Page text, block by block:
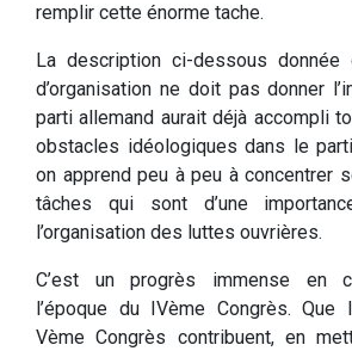
remplir cette énorme tache.
La description ci-dessous
d’organisation ne doit pas donner
parti allemand aurait déjà accompli
obstacles idéologiques dans le
on apprend peu à peu à concentrer
tâches qui sont d’une
l’organisation des luttes ouvrières.
C’est un progrès immense en
l’époque du IVème Congrès.
Vème Congrès contribuent, en